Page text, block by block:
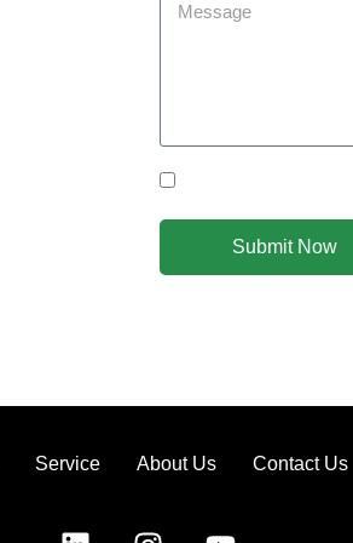
Submit Now
Service About Us Contact Us